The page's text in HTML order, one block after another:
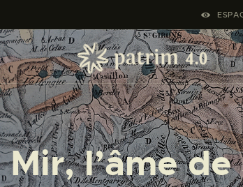
l’âme
4.0